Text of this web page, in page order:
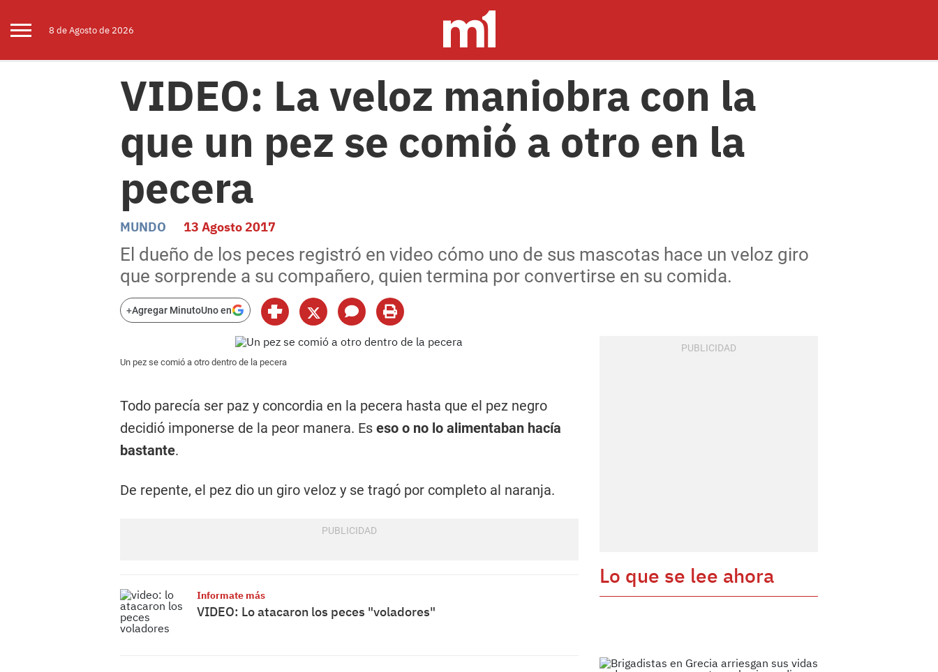
8 deAgostode 2026
VIDEO: La veloz maniobra con la
que un pez se comió a otro en la
pecera
MUNDO 13 Agosto 2017
El dueño de los peces registró en video cómo uno de sus mascotas hace un veloz giro
que sorprende a su compañero, quien termina por convertirse en su comida.
+Agregar MinutoUno en
Un pez se comió a otro dentro de la pecera
Todo parecía ser paz y concordia en la pecera hasta que el pez negro
decidió imponerse de la peor manera. Es eso o no lo alimentaban hacía
bastante.
De repente, el pez dio un giro veloz y se tragó por completo al naranja.
Informate más
VIDEO: Lo atacaron los peces "voladores"
Lo que se lee ahora